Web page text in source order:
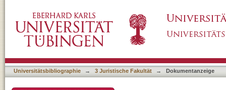
Beschl. v. 17.2.2021 - 4 StR 225/20, NJW
Universitätsbibliographie → 3 Juristische Fakultät → Dokumentanzeige